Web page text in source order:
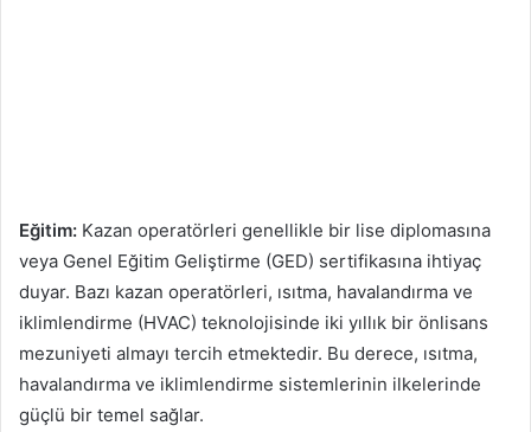
Eğitim: Kazan operatörleri genellikle bir lise diplomasına
veya Genel Eğitim Geliştirme (GED) sertifikasına ihtiyaç
duyar. Bazı kazan operatörleri, ısıtma, havalandırma ve
iklimlendirme (HVAC) teknolojisinde iki yıllık bir önlisans
mezuniyeti almayı tercih etmektedir. Bu derece, ısıtma,
havalandırma ve iklimlendirme sistemlerinin ilkelerinde
güçlü bir temel sağlar.